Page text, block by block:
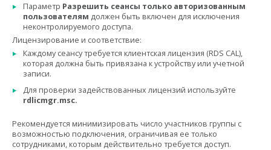
Параметр Разрешить сеансы только авторизованным
пользователям должен быть включен для исключения
неконтролируемого доступа.
Лицензирование и соответствие:
Каждому сеансу требуется клиентская лицензия (RDS CAL),
которая должна быть привязана к устройству или учетной
записи.
Для проверки задействованных лицензий используйте
rdlicmgr.msc.
Рекомендуется минимизировать число участников группы с
возможностью подключения, ограничивая ее только
сотрудниками, которым действительно требуется доступ.